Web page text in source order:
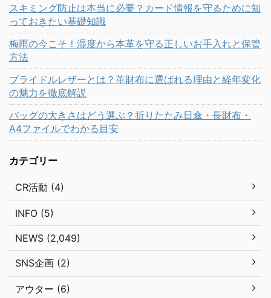
スキミング防止は本当に必要？カード情報を守るために知
っておきたい基礎知識
梅雨の今こそ！湿度から本革を守る正しいお手入れと保管
方法
ブライドルレザーとは？革財布に選ばれる理由と経年変化
の魅力を徹底解説
バッグの大きさはどう選ぶ？折りたたみ日傘・長財布・
A4ファイルでわかる目安
カテゴリー
CR活動 (4)
INFO (5)
NEWS (2,049)
SNS企画 (2)
アウター (6)